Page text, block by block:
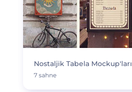
Nostaljik Tabela Mockup'ları
7 sahne